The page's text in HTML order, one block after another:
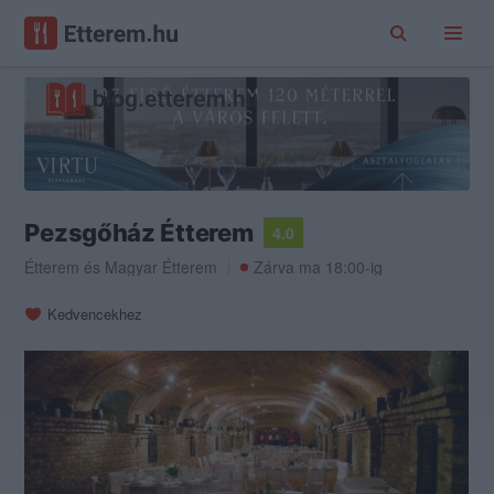
Pezsgőház Étterem
4.0
Étterem és Magyar Étterem Zárva ma 18:00-ig
Kedvencekhez